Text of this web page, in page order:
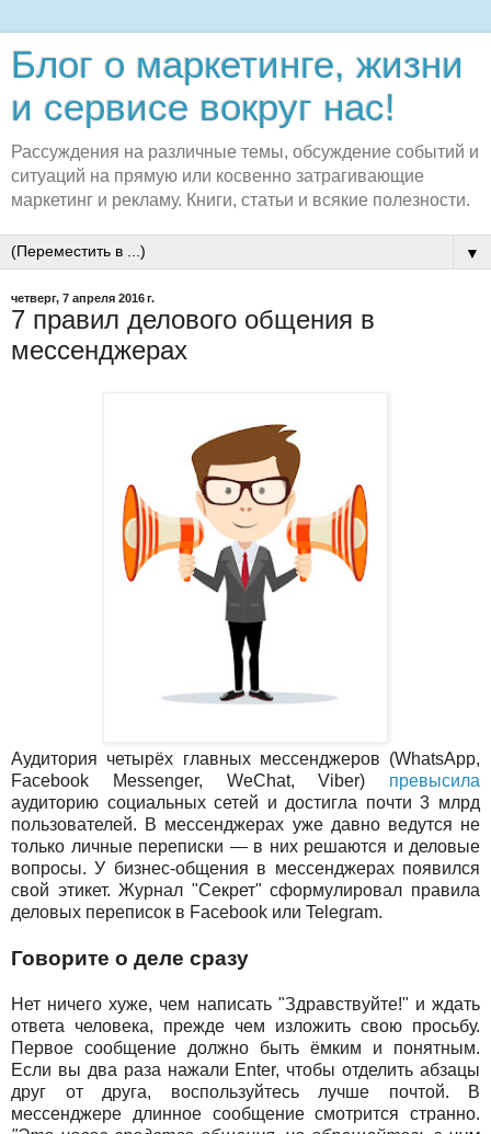
Блог о маркетинге, жизни
и сервисе вокруг нас!
Рассуждения на различные темы, обсуждение событий и
ситуаций на прямую или косвенно затрагивающие
маркетинг и рекламу. Книги, статьи и всякие полезности.
▼
четверг, 7 апреля 2016 г.
7 правил делового общения в
мессенджерах
Аудитория четырёх главных мессенджеров (WhatsApp,
Facebook Messenger, WeChat, Viber) превысила
аудиторию социальных сетей и достигла почти 3 млрд
пользователей. В мессенджерах уже давно ведутся не
только личные переписки — в них решаются и деловые
вопросы. У бизнес-общения в мессенджерах появился
свой этикет. Журнал "Секрет" сформулировал правила
деловых переписок в Facebook или Telegram.
Говорите о деле сразу
Нет ничего хуже, чем написать "Здравствуйте!" и ждать
ответа человека, прежде чем изложить свою просьбу.
Первое сообщение должно быть ёмким и понятным.
Если вы два раза нажали Enter, чтобы отделить абзацы
друг от друга, воспользуйтесь лучше почтой. В
мессенджере длинное сообщение смотрится странно.